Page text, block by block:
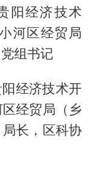
阳经济技术
河区经贸局
组书记
经济技术开
经贸局（乡
长，区科协